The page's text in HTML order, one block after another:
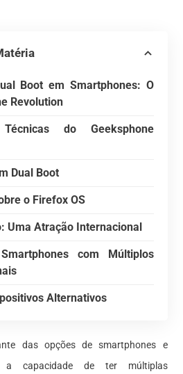
Boot em Smartphones: O
Revolution
Técnicas do Geeksphone
Dual Boot
o Firefox OS
Uma Atração Internacional
com Múltiplos
Alternativos
das opções de smartphones e
a capacidade de ter múltiplas